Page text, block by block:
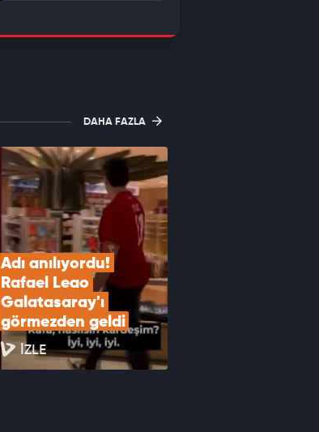
DAHA FAZLA
Adı anılıyordu!
Rafael Leao
Galatasaray'ı
görmezden geldi
İZLE